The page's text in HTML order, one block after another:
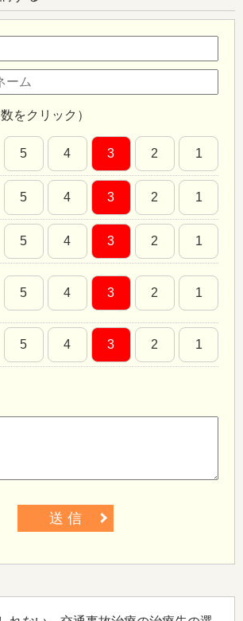
をクリック）
5 4 3 2 1
5 4 3 2 1
5 4 3 2 1
5 4 3 2 1
5 4 3 2 1
送 信